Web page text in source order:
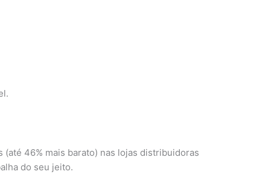
46% mais barato) nas lojas distribuidoras
do seu jeito.